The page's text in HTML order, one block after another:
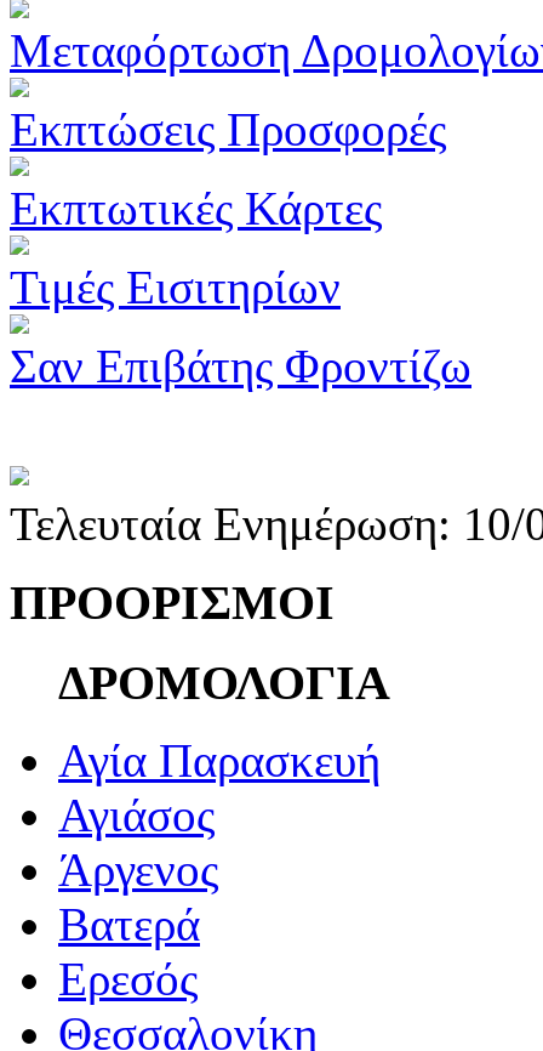
Μεταφόρτωση
Εκπτώσεις Προσφορές
Εκπτωτικές Κάρτες
Τιμές Εισιτηρίων
Σαν Επιβάτης Φροντίζω
Τελευταία Ενημέρωση:
ΠΡΟΟΡΙΣΜΟΙ
ΔΡΟΜΟΛΟΓΙΑ
Αγία Παρασκευή
Αγιάσος
Άργενος
Βατερά
Ερεσός
Θεσσαλονίκη